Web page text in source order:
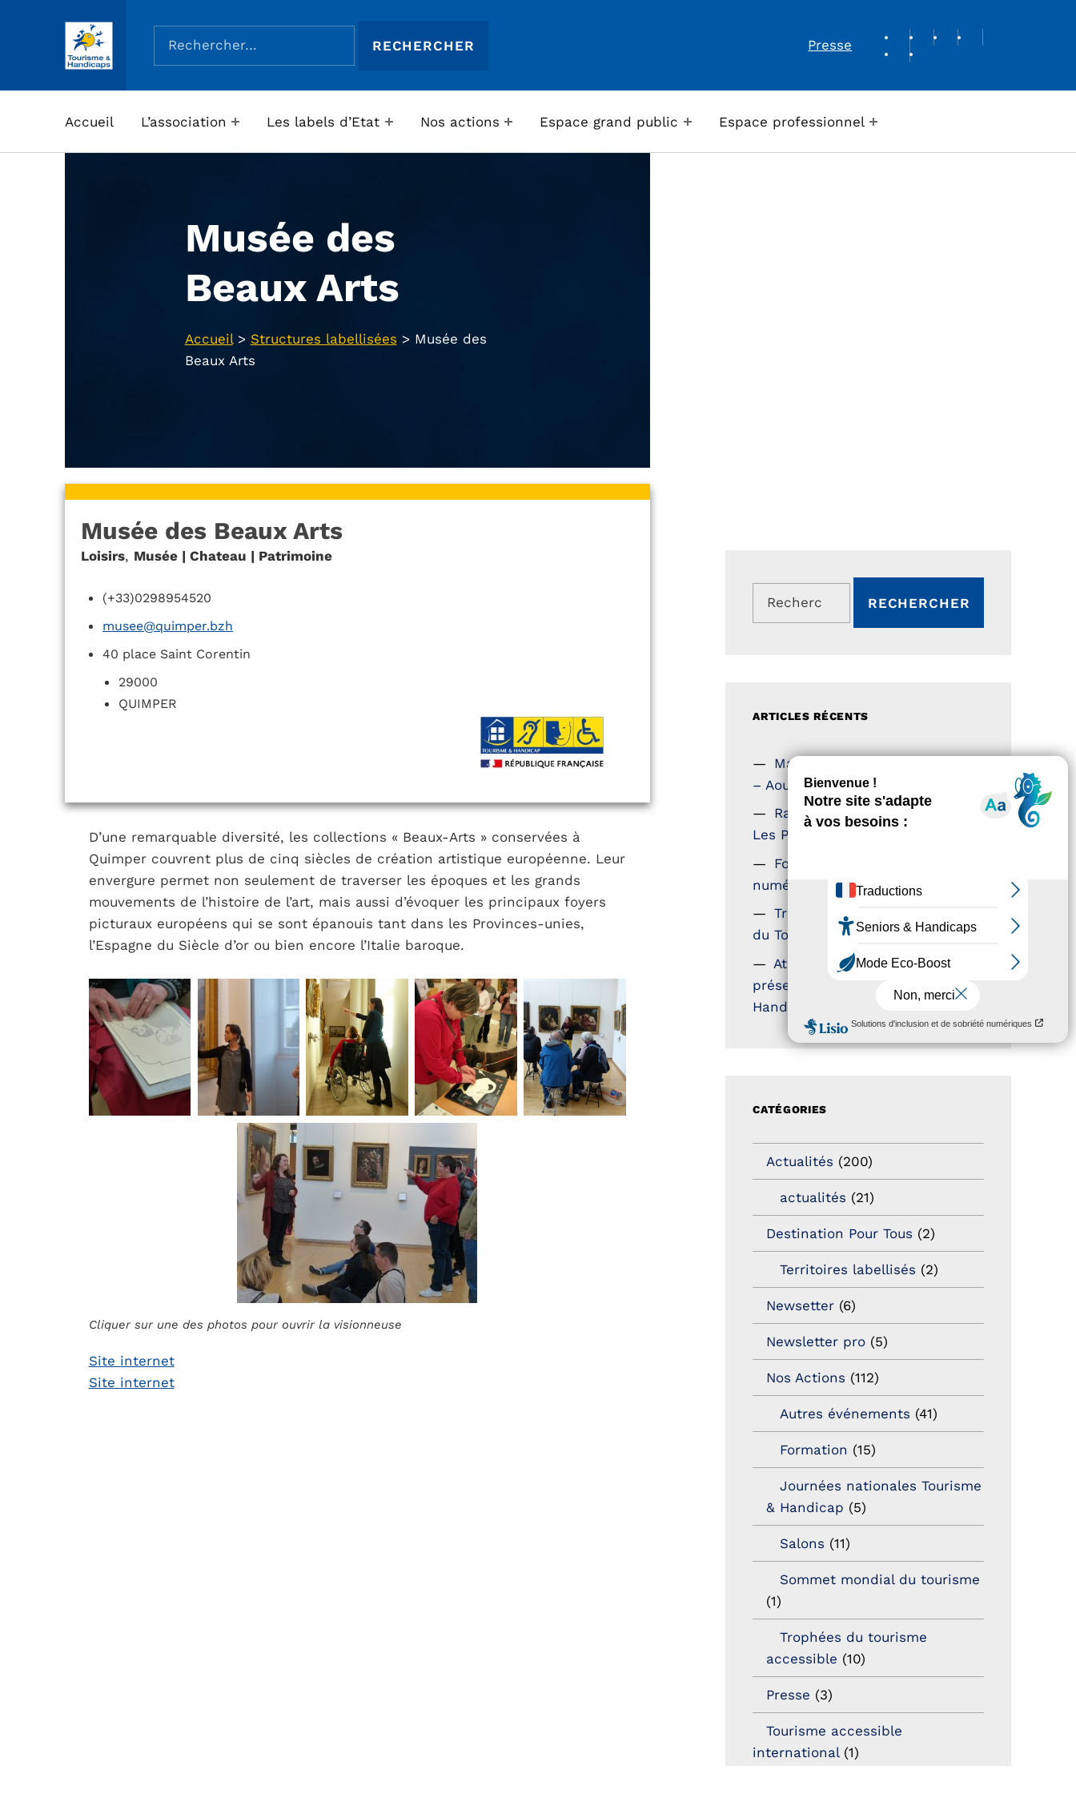
ASSOCIATION TOURISME ET HANDICAPS
Rechercher :
Presse
REVUE DE PRESSE
Accueil L’association Les labels d’Etat Nos actions Espace grand public Espace professionnel
Musée des
Beaux Arts
Accueil> Structures labellisées > Musée des
Beaux Arts
Musée des Beaux Arts
Loisirs, Musée | Chateau | Patrimoine
(+33)0298954520
musee@quimper.bzh
40 place Saint Corentin
29000
QUIMPER
D’une remarquable diversité, les collections « Beaux-Arts » conservées à
Quimper couvrent plus de cinq siècles de création artistique européenne. Leur
envergure permet non seulement de traverser les époques et les grands
mouvements de l’histoire de l’art, mais aussi d’évoquer les principaux foyers
picturaux européens qui se sont épanouis tant dans les Provinces-unies,
l’Espagne du Siècle d’or ou bien encore l’Italie baroque.
Cliquer sur une des photos pour ouvrir la visionneuse
Site internet
Site internet
Rechercher :
ARTICLES RÉCENTS
Magazine Tourisme Accessible
– Aout 2026
Rallye Aicha des Gazelles –
Les Petillantes
Formation Communication
numérique
Trophées Horizons – Acteurs
du Tourisme Durable
Atout France – flyer
présentation label Tourisme &
Handicap
CATÉGORIES
Actualités (200)
actualités (21)
Destination Pour Tous (2)
Territoires labellisés (2)
Newsetter (6)
Newsletter pro (5)
Nos Actions (112)
Autres événements (41)
Formation (15)
Journées nationales Tourisme
& Handicap (5)
Salons (11)
Sommet mondial du tourisme
(1)
Trophées du tourisme
accessible (10)
Presse (3)
Tourisme accessible
international(1)